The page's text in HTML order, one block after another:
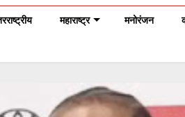
महाराष्ट्र मनोरंजन